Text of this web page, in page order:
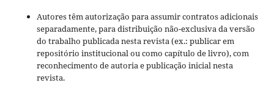
Autores têm autorização para assumir contratos adicionais
separadamente, para distribuição não-exclusiva da versão
do trabalho publicada nesta revista (ex.: publicar em
repositório institucional ou como capítulo de livro), com
reconhecimento de autoria e publicação inicial nesta
revista.